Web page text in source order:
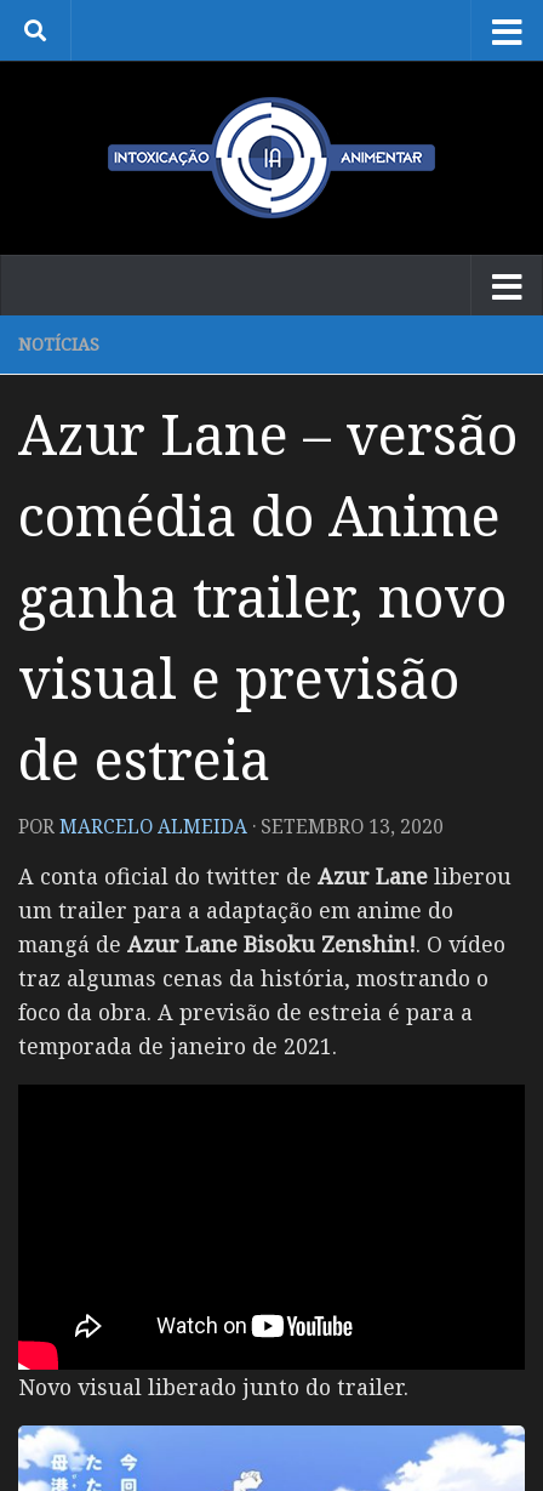
Skip to content
NOTÍCIAS
Azur Lane – versão
comédia do Anime
ganha trailer, novo
visual e previsão
de estreia
PORMARCELO ALMEIDA · SETEMBRO 13, 2020
A conta oficial do twitter de Azur Lane liberou
um trailer para a adaptação em anime do
mangá de Azur Lane Bisoku Zenshin!. O vídeo
traz algumas cenas da história, mostrando o
foco da obra. A previsão de estreia é para a
temporada de janeiro de 2021.
Novo visual liberado junto do trailer.